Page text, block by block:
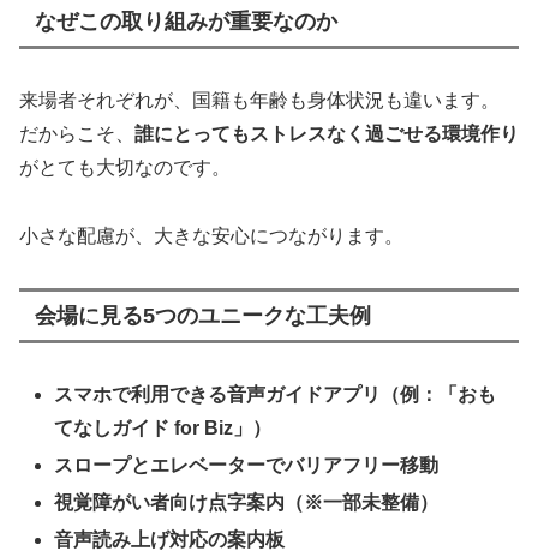
なぜこの取り組みが重要なのか
来場者それぞれが、国籍も年齢も身体状況も違います。
だからこそ、 誰にとってもストレスなく過ごせる環境作り
がとても大切なのです。
小さな配慮が、大きな安心につながります。
会場に見る5つのユニークな工夫例
スマホで利用できる音声ガイドアプリ（例：「おも
てなしガイド for Biz」）
スロープとエレベーターでバリアフリー移動
視覚障がい者向け点字案内（※一部未整備）
音声読み上げ対応の案内板